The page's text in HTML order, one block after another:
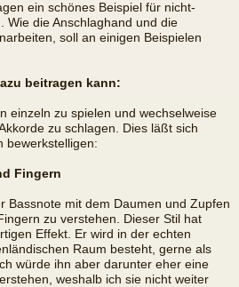
ein schönes Beispiel für nicht-
Wie die Anschlaghand und die
soll an einigen Beispielen
beitragen kann:
einzeln zu spielen und wechselweise
zu schlagen. Dies läßt sich
bewerkstelligen:
Fingern
Bassnote mit dem Daumen und Zupfen
zu verstehen. Dieser Stil hat
Effekt. Er wird in der echten
Raum besteht, gerne als
würde ihn aber darunter eher eine
weshalb ich sie nicht weiter